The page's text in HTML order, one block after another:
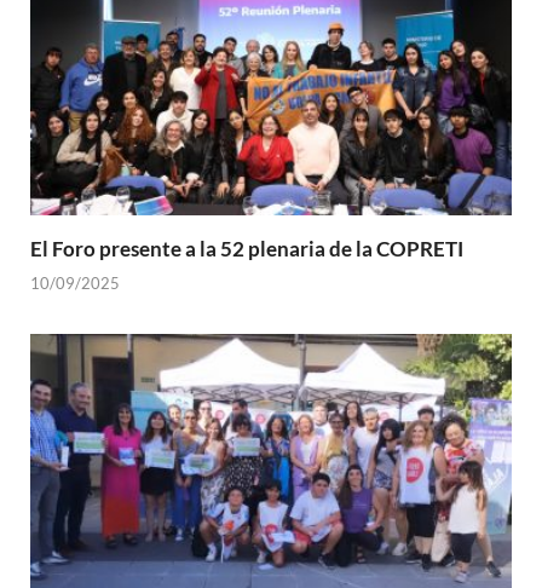
El Foro presente a la 52 plenaria de la COPRETI
10/09/2025